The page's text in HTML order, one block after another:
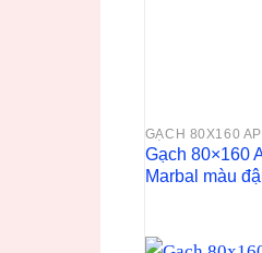
GẠCH 80X160
Gạch 80×160
Marbal màu